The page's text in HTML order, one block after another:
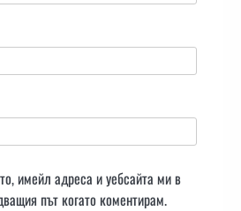
имейл адреса и уебсайта ми в
път когато коментирам.